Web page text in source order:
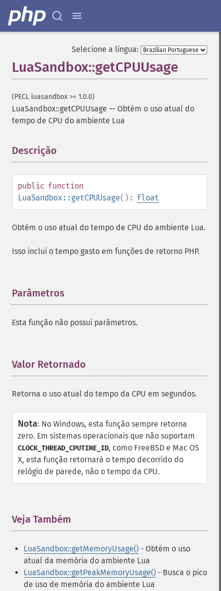
Selecione a língua:
LuaSandbox::getCPUUsage
(PECL luasandbox >= 1.0.0)
LuaSandbox::getCPUUsage — Obtém o uso atual do
tempo de CPU do ambiente Lua
Descrição
public function
LuaSandbox::getCPUUsage(): float
Obtém o uso atual do tempo de CPU do ambiente Lua.
Isso inclui o tempo gasto em funções de retorno PHP.
Parâmetros
Esta função não possui parâmetros.
Valor Retornado
Retorna o uso atual do tempo da CPU em segundos.
Nota: No Windows, esta função sempre retorna
zero. Em sistemas operacionais que não suportam
CLOCK_THREAD_CPUTIME_ID, como FreeBSD e Mac OS
X, esta função retornará o tempo decorrido do
relógio de parede, não o tempo da CPU.
Veja Também
LuaSandbox::getMemoryUsage() - Obtém o uso
atual da memória do ambiente Lua
LuaSandbox::getPeakMemoryUsage() - Busca o pico
de uso de memória do ambiente Lua